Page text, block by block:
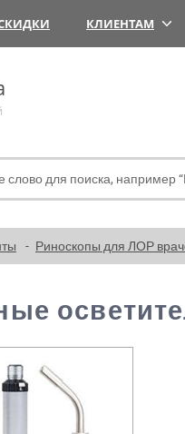
КЛИЕНТАМ
Риноскопы для ЛОР